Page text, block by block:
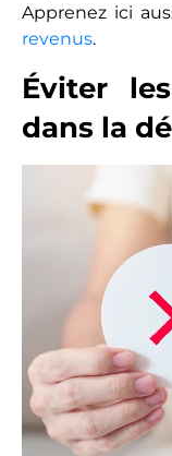
Apprenez ici
revenus.
Éviter
dans la